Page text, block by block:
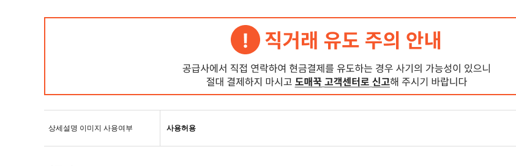
상세설명 이미지 사용여부 사용허용